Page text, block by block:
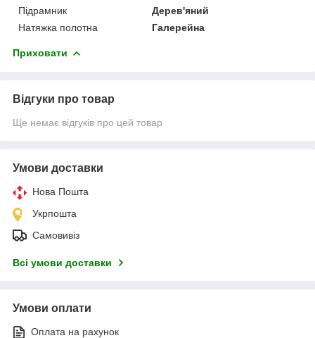
Підрамник
Дерев'яний
Натяжка полотна
Галерейна
Приховати
Відгуки про товар
Ще немає відгуків про цей товар
Умови доставки
Нова Пошта
Укрпошта
Самовивіз
Всі умови доставки
Умови оплати
Оплата на рахунок